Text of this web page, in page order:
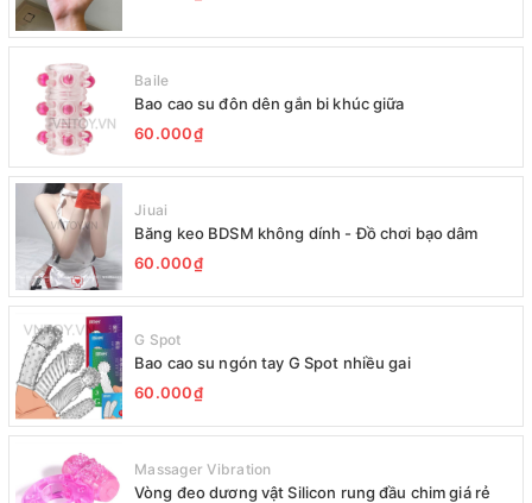
Baile
Bao cao su đôn dên gắn bi khúc giữa
60.000₫
Jiuai
Băng keo BDSM không dính - Đồ chơi bạo dâm
60.000₫
G Spot
Bao cao su ngón tay G Spot nhiều gai
60.000₫
Massager Vibration
Vòng đeo dương vật Silicon rung đầu chim giá rẻ